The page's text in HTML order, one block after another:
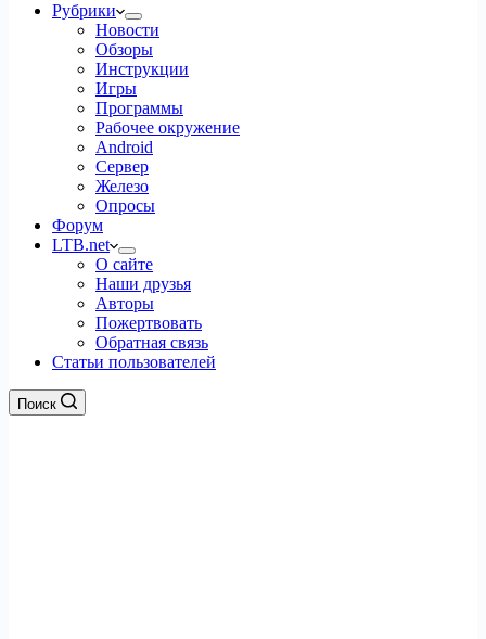
Рубрики
Новости
Обзоры
Инструкции
Игры
Программы
Рабочее окружение
Android
Сервер
Железо
Опросы
Форум
LTB.net
О сайте
Наши друзья
Авторы
Пожертвовать
Обратная связь
Статьи пользователей
Поиск